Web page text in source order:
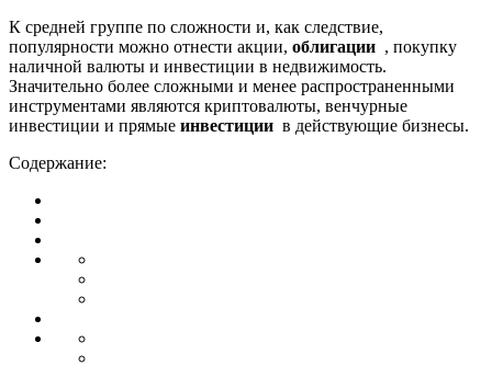
К средней группе по сложности и, как следствие,
популярности можно отнести акции, облигации , покупку
наличной валюты и инвестиции в недвижимость.
Значительно более сложными и менее распространенными
инструментами являются криптовалюты, венчурные
инвестиции и прямые инвестиции в действующие бизнесы.
Содержание: